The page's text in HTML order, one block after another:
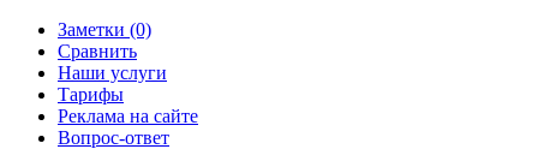
Заметки (0)
Сравнить
Наши услуги
Тарифы
Реклама на сайте
Вопрос-ответ